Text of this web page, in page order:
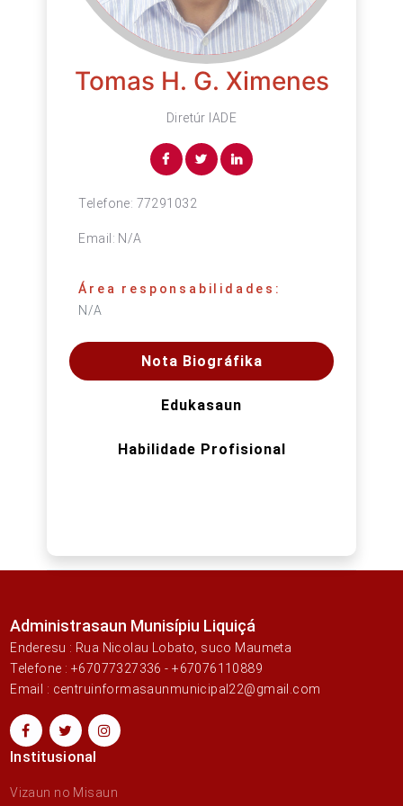
Tomas H. G. Ximenes
Diretúr IADE
Telefone: 77291032
Email: N/A
Área responsabilidades:
N/A
Nota Biográfika
Edukasaun
Habilidade Profisional
Administrasaun Munisípiu Liquiçá
Enderesu : Rua Nicolau Lobato, suco Maumeta
Telefone : +67077327336 - +67076110889
Email : centruinformasaunmunicipal22@gmail.com
Institusional
Vizaun no Misaun